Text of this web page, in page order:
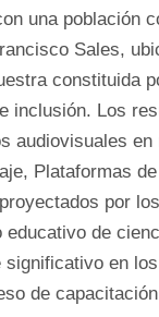
una población
Sales,
constituida
inclusión. Los
audiovisuales
Plataformas
por
de
en
de